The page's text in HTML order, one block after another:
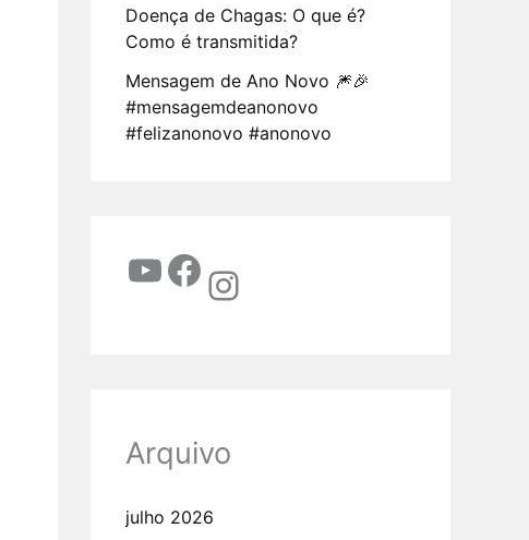
Doença de Chagas: O que é?
Como é transmitida?
Mensagem de Ano Novo 🎆🎉
#mensagemdeanonovo
#felizanonovo #anonovo
Arquivo
julho 2026